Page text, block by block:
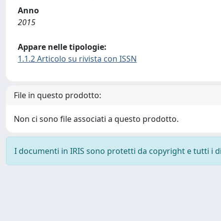
Anno
2015
Appare nelle tipologie:
1.1.2 Articolo su rivista con ISSN
File in questo prodotto:
Non ci sono file associati a questo prodotto.
I documenti in IRIS sono protetti da copyright e tutti i